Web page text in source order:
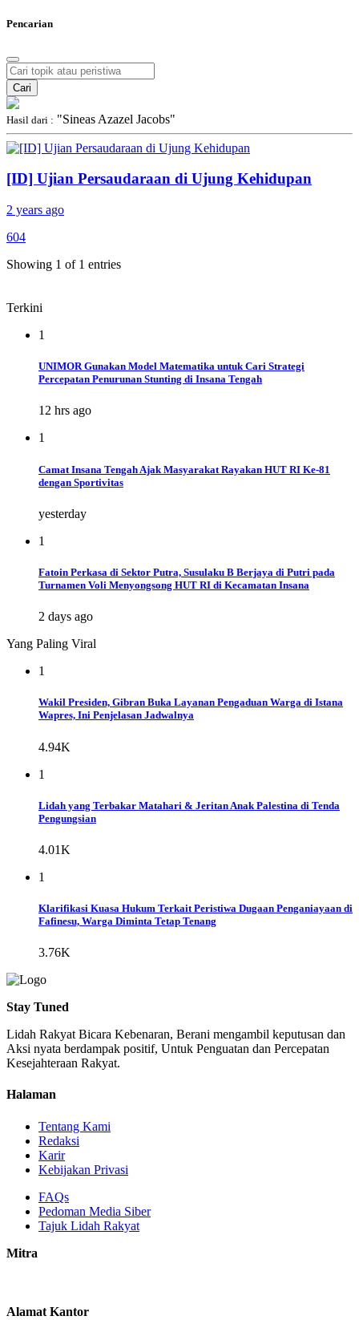
Pencarian
Cari
Hasil dari : "Sineas Azazel Jacobs"
[ID] Ujian Persaudaraan di Ujung Kehidupan
2 years ago
604
Showing 1 of 1 entries
Terkini
1
UNIMOR Gunakan Model Matematika untuk Cari Strategi
Percepatan Penurunan Stunting di Insana Tengah
12 hrs ago
1
Camat Insana Tengah Ajak Masyarakat Rayakan HUT RI Ke-81
dengan Sportivitas
yesterday
1
Fatoin Perkasa di Sektor Putra, Susulaku B Berjaya di Putri pada
Turnamen Voli Menyongsong HUT RI di Kecamatan Insana
2 days ago
Yang Paling Viral
1
Wakil Presiden, Gibran Buka Layanan Pengaduan Warga di Istana
Wapres, Ini Penjelasan Jadwalnya
4.94K
1
Lidah yang Terbakar Matahari & Jeritan Anak Palestina di Tenda
Pengungsian
4.01K
1
Klarifikasi Kuasa Hukum Terkait Peristiwa Dugaan Penganiayaan di
Fafinesu, Warga Diminta Tetap Tenang
3.76K
Stay Tuned
Lidah Rakyat Bicara Kebenaran, Berani mengambil keputusan dan
Aksi nyata berdampak positif, Untuk Penguatan dan Percepatan
Kesejahteraan Rakyat.
Halaman
Tentang Kami
Redaksi
Karir
Kebijakan Privasi
FAQs
Pedoman Media Siber
Tajuk Lidah Rakyat
Mitra
Alamat Kantor